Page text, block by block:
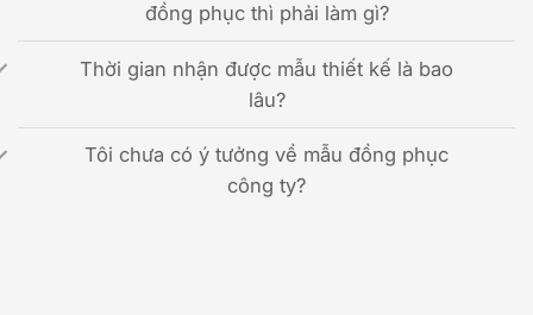
đồng phục thì phải làm gì?
Thời gian nhận được mẫu thiết kế là bao
lâu?
Tôi chưa có ý tưởng về mẫu đồng phục
công ty?